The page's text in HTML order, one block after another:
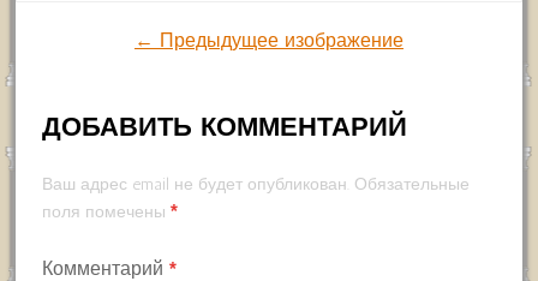
← Предыдущее изображение
ДОБАВИТЬ КОММЕНТАРИЙ
Ваш адрес email не будет опубликован. Обязательные
поля помечены *
Комментарий *